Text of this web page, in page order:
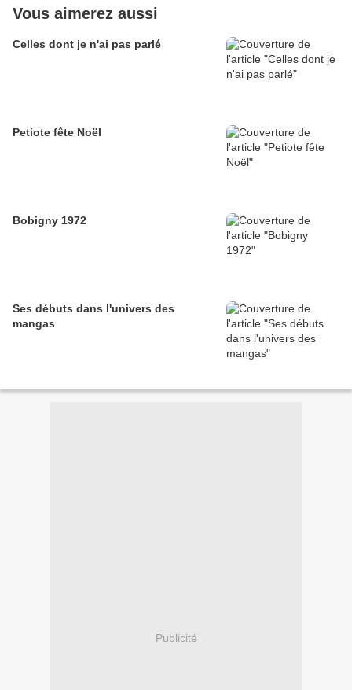
Vous aimerez aussi
Celles dont je n'ai pas parlé
Petiote fête Noël
Bobigny 1972
Ses débuts dans l'univers des
mangas
Publicité